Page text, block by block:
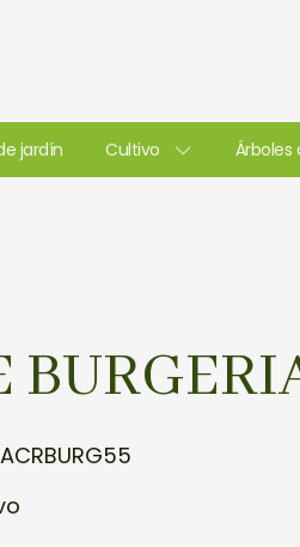
jardín Cultivo Árboles
ACRBURG55